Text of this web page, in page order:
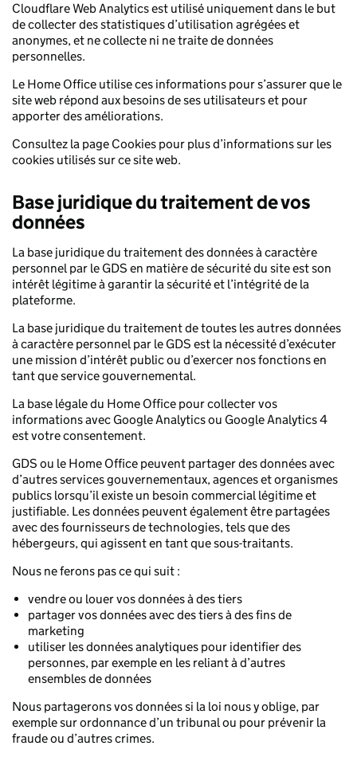
Cloudflare Web Analytics est utilisé uniquement dans le but
de collecter des statistiques d’utilisation agrégées et
anonymes, et ne collecte ni ne traite de données
personnelles.
Le Home Office utilise ces informations pour s’assurer que le
site web répond aux besoins de ses utilisateurs et pour
apporter des améliorations.
Consultez la page Cookies pour plus d’informations sur les
cookies utilisés sur ce site web.
Base juridique du traitement de vos
données
La base juridique du traitement des données à caractère
personnel par le GDS en matière de sécurité du site est son
intérêt légitime à garantir la sécurité et l’intégrité de la
plateforme.
La base juridique du traitement de toutes les autres données
à caractère personnel par le GDS est la nécessité d’exécuter
une mission d’intérêt public ou d’exercer nos fonctions en
tant que service gouvernemental.
La base légale du Home Office pour collecter vos
informations avec Google Analytics ou Google Analytics 4
est votre consentement.
GDS ou le Home Office peuvent partager des données avec
d’autres services gouvernementaux, agences et organismes
publics lorsqu’il existe un besoin commercial légitime et
justifiable. Les données peuvent également être partagées
avec des fournisseurs de technologies, tels que des
hébergeurs, qui agissent en tant que sous-traitants.
Nous ne ferons pas ce qui suit :
vendre ou louer vos données à des tiers
partager vos données avec des tiers à des fins de
marketing
utiliser les données analytiques pour identifier des
personnes, par exemple en les reliant à d’autres
ensembles de données
Nous partagerons vos données si la loi nous y oblige, par
exemple sur ordonnance d’un tribunal ou pour prévenir la
fraude ou d’autres crimes.